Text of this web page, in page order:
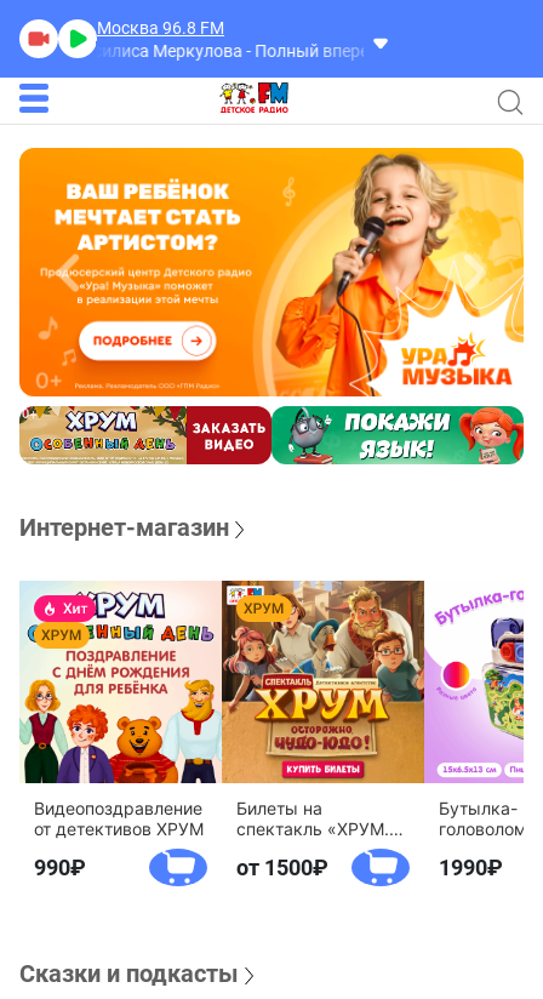
Москва 96.8 FM
Василиса Меркулова - Полный вперед!
Интернет-магазин
Видеопоздравление
от детективов ХРУМ
990
Билеты на
спектакль «ХРУМ.
Осторожно, Чудо-
Юдо!»
от 1500
Бутылка-
агентство
1990
Сказки и подкасты